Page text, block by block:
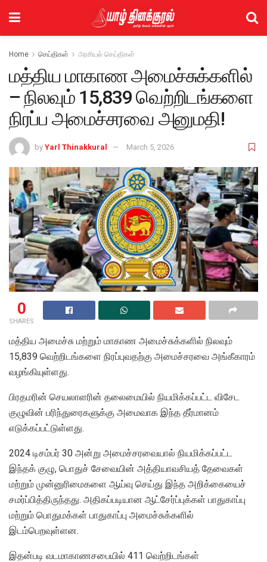
Home செய்திகள் அரசியல் செய்திகள்
மத்திய மாகாண அமைச்சுக்களில்
– நிலவும் 15,839 வெற்றிடங்களை
நிரப்ப அமைச்சரவை அனுமதி!
by Yarl Thinakkural March 5, 2026
0
SHARES
மத்திய அமைச்சு மற்றும் மாகாண அமைச்சுக்களில் நிலவும்
15,839 வெற்றிடங்களை நிரப்புவதற்கு அமைச்சரவை அங்கீகாரம்
வழங்கியுள்ளது.
பிரதமரின் செயலாளரின் தலைமையில் நியமிக்கப்பட்ட விசேட
குழுவின் பரிந்துரைகளுக்கு அமைவாக இந்த தீர்மானம்
எடுக்கப்பட்டுள்ளது.
2024 டிசம்பர் 30 அன்று அமைச்சரவையால் நியமிக்கப்பட்ட
இந்தக் குழு, பொதுச் சேவையின் அத்தியாவசியத் தேவைகள்
மற்றும் முன்னுரிமைகளை ஆய்வு செய்து இந்த அறிக்கையைச்
சமர்ப்பித்திருந்தது. அதிகப்படியான ஆட்சேர்ப்புக்கள் பாதுகாப்பு
மற்றும் பொதுமக்கள் பாதுகாப்பு அமைச்சுக்களில்
இடம்பெறவுள்ளன.
இதன்படி வடமாகாணசபையில் 411 வெற்றிடங்கள்